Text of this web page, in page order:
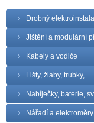
Drobný
Jištění a modulární
Kabely a vodiče
Lišty, žlaby, trubky, …
Nabíječky, baterie,
Nářadí a elektroměry